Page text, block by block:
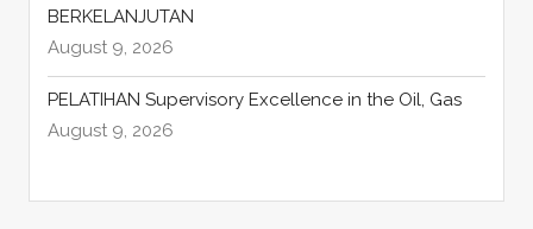
BERKELANJUTAN
August 9, 2026
PELATIHAN Supervisory Excellence in the Oil, Gas
August 9, 2026